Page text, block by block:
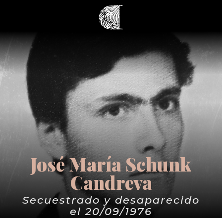
José María Schunk
Candreva
Secuestrado y desaparecido
el 20/09/1976